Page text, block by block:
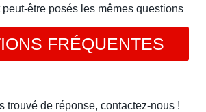
peut-être posés les mêmes questions
FRÉQUENTES
trouvé de réponse, contactez-nous !